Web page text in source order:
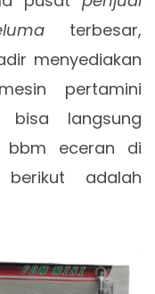
terbesar,
menyediakan
pertamini
langsung
bbm eceran di
adalah